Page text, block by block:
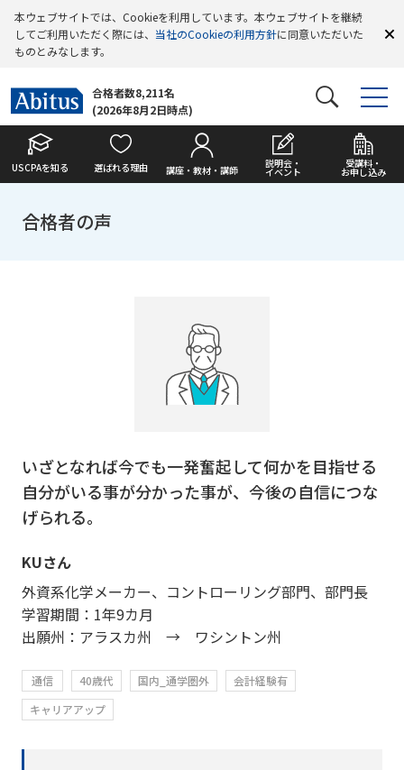
本ウェブサイトでは、Cookieを利用しています。本ウェブサイトを継続
してご利用いただく際には、 当社のCookieの利用方針に同意いただいた
ものとみなします。
合格者数8,211名
(2026年8月2日時点)
USCPAを知る 選ばれる理由 講座・教材・講師
説明会・
イベント
受講料・
お申し込み
合格者の声
いざとなれば今でも一発奮起して何かを目指せる
自分がいる事が分かった事が、今後の自信につな
げられる。
KUさん
外資系化学メーカー、コントローリング部門、部門長
学習期間：1年9カ月
出願州：アラスカ州 → ワシントン州
通信 40歳代 国内_通学圏外
会計経験有
キャリアアップ